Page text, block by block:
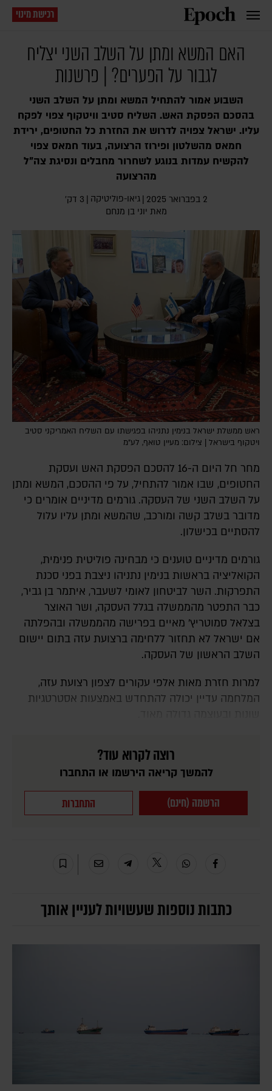
רכישת מינוי
האם המשא ומתן על השלב השני יצליח
לגבור על הפערים? | פרשנות
השבוע אמור להתחיל המשא ומתן על השלב השני
בהסכם הפסקת האש. השליח סטיב וויטקוף צפוי לפקח
עליו. ישראל צפויה לדרוש את החזרת כל החטופים, ירידת
חמאס מהשלטון ופירוז הרצועה, בעוד חמאס צפוי
להקשיח עמדות בנוגע לשחרור מחבלים ונסיגת צה"ל
מהרצועה
2 בפברואר 2025 | גיאו-פוליטיקה | 3 דק׳
מאת יוני בן מנחם
ראש ממשלת ישראל בנימין נתניהו בפגישתו עם השליח האמריקני סטיב
ויטקוף בישראל | צילום: מעיין טואף, לע"מ
מחר חל היום ה-16 להסכם הפסקת האש ועסקת
החטופים, שבו אמור להתחיל, על פי ההסכם, המשא ומתן
על השלב השני של העסקה. גורמים מדיניים אומרים כי
מדובר בשלב קשה ומורכב, שהמשא ומתן עליו עלול
להסתיים בכישלון.
גורמים מדיניים טוענים כי מבחינה פוליטית פנימית,
הקואליציה בראשות בנימין נתניהו ניצבת בפני סכנת
התפרקות. השר לביטחון לאומי לשעבר, איתמר בן גביר,
כבר התפטר מהממשלה בגלל העסקה, ושר האוצר
בצלאל סמוטריץ' מאיים בפרישה מהממשלה ובהפלתה
אם ישראל לא תחזור ללחימה ברצועת עזה בתום יישום
השלב הראשון של העסקה.
למרות חזרת מאות אלפי עקורים לצפון רצועת עזה,
המלחמה עדיין יכולה להתחדש באמצעות אסטרטגיות
רוצה לקרוא עוד?
להמשך קריאה הירשמו או התחברו
הרשמה (חינם) התחברות
כתבות נוספות שעשויות לעניין אותך